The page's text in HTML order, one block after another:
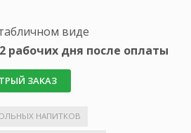
виде
2 рабочих дня после оплаты
ЗАКАЗ
НАПИТКОВ